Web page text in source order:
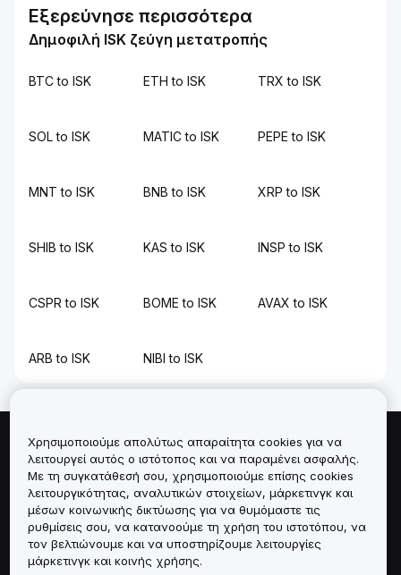
Εξερεύνησε περισσότερα
Δημοφιλή ISK ζεύγη μετατροπής
BTC to ISK ETH to ISK TRX to ISK
SOL to ISK MATIC to ISK PEPE to ISK
MNT to ISK BNB to ISK XRP to ISK
SHIB to ISK KAS to ISK INSP to ISK
CSPR to ISK BOME to ISK AVAX to ISK
ARB to ISK NIBI to ISK
Πληροφορίες για
Υπηρεσίες
Υποστήριξη
Χρησιμοποιούμε απολύτως απαραίτητα cookies για να
λειτουργεί αυτός ο ιστότοπος και να παραμένει ασφαλής.
Με τη συγκατάθεσή σου, χρησιμοποιούμε επίσης cookies
λειτουργικότητας, αναλυτικών στοιχείων, μάρκετινγκ και
μέσων κοινωνικής δικτύωσης για να θυμόμαστε τις
ρυθμίσεις σου, να κατανοούμε τη χρήση του ιστοτόπου, να
τον βελτιώνουμε και να υποστηρίζουμε λειτουργίες
μάρκετινγκ και κοινής χρήσης.